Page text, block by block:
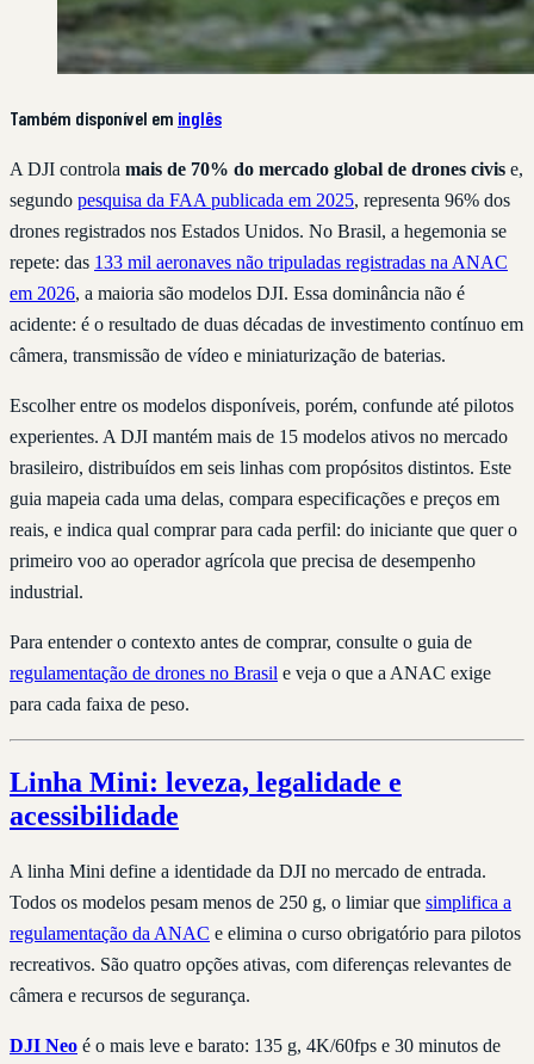
Também disponível em inglês
A DJI controla mais de 70% do mercado global de drones civis e,
segundo pesquisa da FAA publicada em 2025, representa 96% dos
drones registrados nos Estados Unidos. No Brasil, a hegemonia se
repete: das 133 mil aeronaves não tripuladas registradas na ANAC
em 2026, a maioria são modelos DJI. Essa dominância não é
acidente: é o resultado de duas décadas de investimento contínuo em
câmera, transmissão de vídeo e miniaturização de baterias.
Escolher entre os modelos disponíveis, porém, confunde até pilotos
experientes. A DJI mantém mais de 15 modelos ativos no mercado
brasileiro, distribuídos em seis linhas com propósitos distintos. Este
guia mapeia cada uma delas, compara especificações e preços em
reais, e indica qual comprar para cada perfil: do iniciante que quer o
primeiro voo ao operador agrícola que precisa de desempenho
industrial.
Para entender o contexto antes de comprar, consulte o guia de
regulamentação de drones no Brasil e veja o que a ANAC exige
para cada faixa de peso.
Linha Mini: leveza, legalidade e
acessibilidade
A linha Mini define a identidade da DJI no mercado de entrada.
Todos os modelos pesam menos de 250 g, o limiar que simplifica a
regulamentação da ANAC e elimina o curso obrigatório para pilotos
recreativos. São quatro opções ativas, com diferenças relevantes de
câmera e recursos de segurança.
DJI Neo é o mais leve e barato: 135 g, 4K/60fps e 30 minutos de